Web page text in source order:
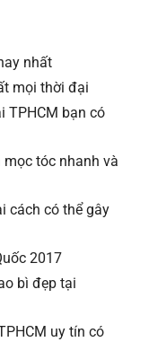
nhất
mọi thời đại
TPHCM bạn có
tóc nhanh và
cách có thể gây
2017
bì đẹp tại
uy tín có